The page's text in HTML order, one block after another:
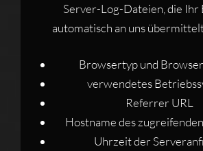
Server-Log-Dateien, die Ihr
automatisch an uns
Browsertyp und
verwendetes
Referrer URL
Hostname des
Uhrzeit der